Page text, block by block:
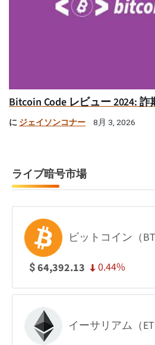
Bitcoin Code レビュー 2024: 詐
に ジェイソンコナー 8月 3, 2026
ライブ暗号市場
ビットコイン（
$64,392.13 0.44%
イーサリアム（